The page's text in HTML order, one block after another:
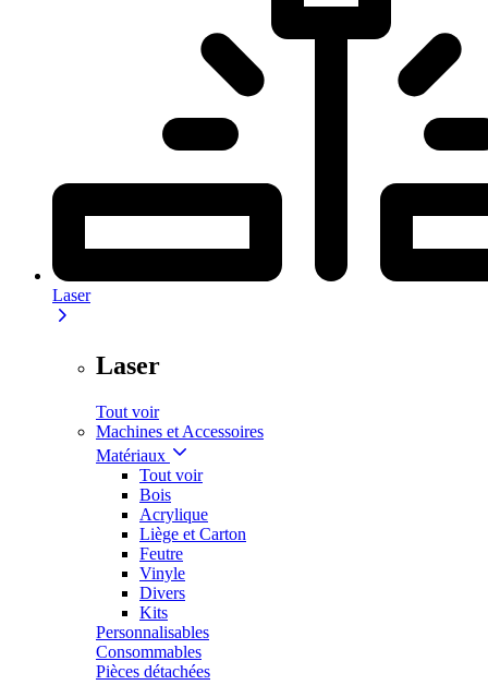
Laser
Laser
Tout voir
Machines et Accessoires
Matériaux
Tout voir
Bois
Acrylique
Liège et Carton
Feutre
Vinyle
Divers
Kits
Personnalisables
Consommables
Pièces détachées